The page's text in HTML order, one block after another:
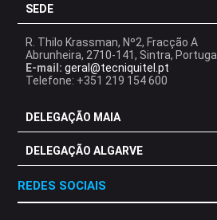
SEDE
R. Thilo Krassman, Nº2, Fracção A
Abrunheira, 2710-141, Sintra, Portugal
E-mail: geral@tecniquitel.pt
Telefone: +351 219 154 600
DELEGAÇÃO MAIA
DELEGAÇÃO ALGARVE
REDES SOCIAIS